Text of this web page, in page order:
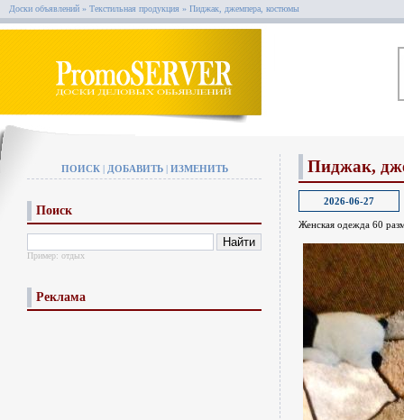
Доски объявлений » Текстильная продукция » Пиджак, джемпера, костюмы
ПОИСК| ДОБАВИТЬ| ИЗМЕНИТЬ
Поиск
Пример: отдых
Реклама
Пиджак,
2026-06-27
Женская одежда 60